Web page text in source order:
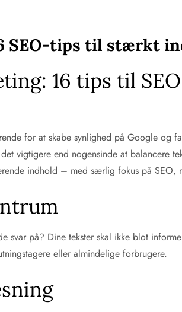
SEO-tips til stærkt
16 tips til
for at skabe synlighed på Google og
vigtigere end nogensinde at balancere
indhold – med særlig fokus på SEO,
svar på? Dine tekster skal ikke blot
eller almindelige forbrugere.